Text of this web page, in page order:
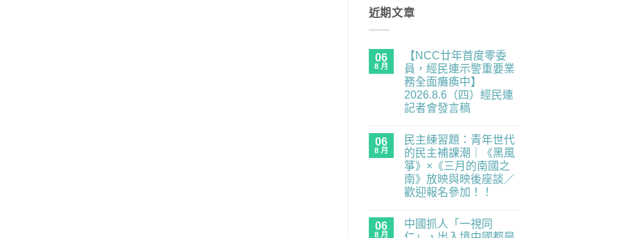
近期文章
06
8 月
【NCC廿年首度零委
員，經民連示警重要業
務全面癱瘓中】
2026.8.6（四）經民連
記者會發言稿
廿
年
首
度
零
委
員，
連
示
留
言
06
8 月
民主練習題：青年世代
的民主補課潮｜《黑風
箏》×《三月的南國之
南》放映與映後座談／
歡迎報名參加！！
主
練
留
言
06
8 月
中國抓人「一視同